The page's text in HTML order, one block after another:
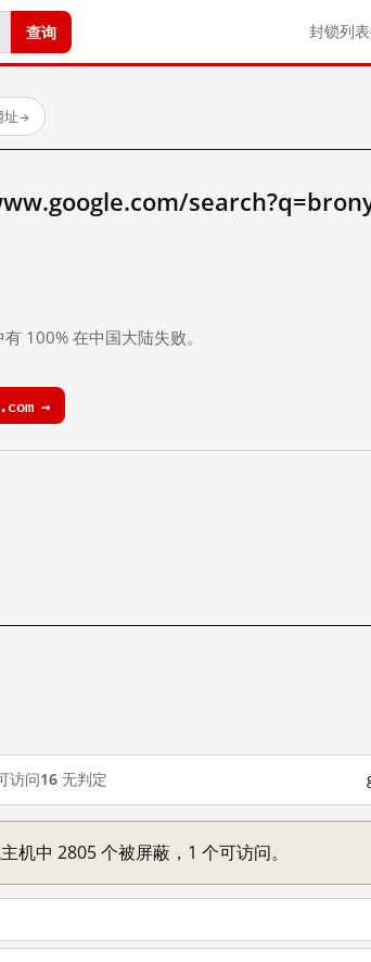
查询 封锁列表
址→
100% 在中国大陆失败。
→
访问16 无判定
中 2805 个被屏蔽，1 个可访问。